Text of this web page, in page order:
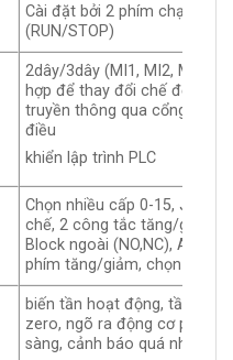
Cài đặt bởi 2 phím chạy và
(RUN/STOP)
2dây/3dây (MI1, MI2, MI3)
hợp để thay đổi chế độ hoạt
truyền thông qua cổng
điều
khiển lập trình PLC
Chọn nhiều cấp 0-15, Jog,
chế, 2 công tắc tăng/giảm,
Block ngoài (NO,NC), ACI/
phím tăng/giảm, chọn ngõ
biến tần hoạt động, tần số
zero, ngõ ra động cơ phụ,
sàng, cảnh báo quá nhiệt,